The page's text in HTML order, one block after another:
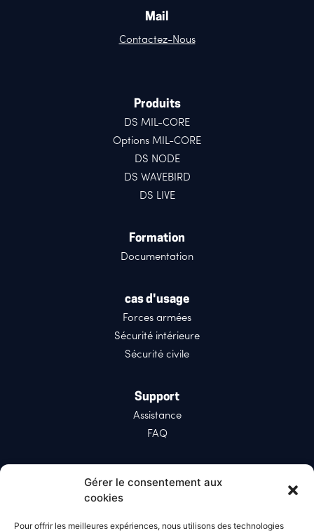
Gérer le consentement aux
cookies
Pour offrir les meilleures expériences, nous utilisons des technologies
Mail
Contactez-Nous
Produits
DS MIL-CORE
Options MIL-CORE
DS NODE
DS WAVEBIRD
DS LIVE
Formation
Documentation
cas d'usage
Forces armées
Sécurité intérieure
Sécurité civile
Support
Assistance
FAQ
Réseaux sociaux